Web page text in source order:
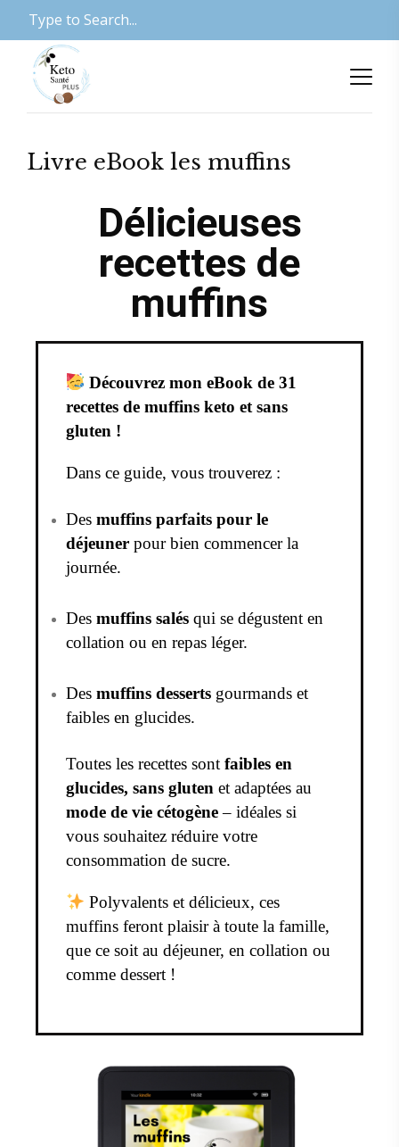
Livre eBook les muffins
Délicieuses
recettes de
muffins
Découvrez mon eBook de 31
recettes de muffins keto et sans
gluten !
Dans ce guide, vous trouverez :
Des muffins parfaits pour le
déjeuner pour bien commencer la
journée.
Des muffins salés qui se dégustent en
collation ou en repas léger.
Des muffins desserts gourmands et
faibles en glucides.
Toutes les recettes sont faibles en
glucides, sans gluten et adaptées au
mode de vie cétogène– idéales si
vous souhaitez réduire votre
consommation de sucre.
Polyvalents et délicieux, ces
muffins feront plaisir à toute la famille,
que ce soit au déjeuner, en collation ou
comme dessert !